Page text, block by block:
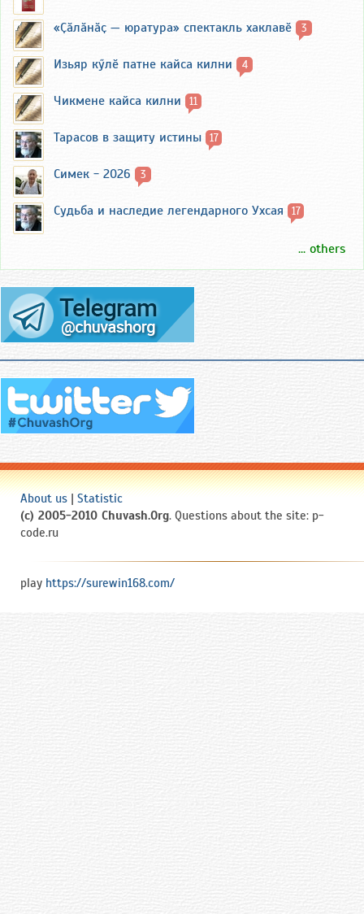
«Ҫӑлӑнӑҫ — юратура» спектакль хаклавӗ 3
Изьяр кӳлӗ патне кайса килни 4
Чикмене кайса килни 11
Тарасов в защиту истины 17
Симек - 2026 3
Судьба и наследие легендарного Ухсая 17
... others
About us | Statistic
(c) 2005-2010 Chuvash.Org. Questions about the site: p-
code.ru
play https://surewin168.com/